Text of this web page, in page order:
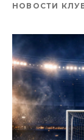
НОВОСТИ